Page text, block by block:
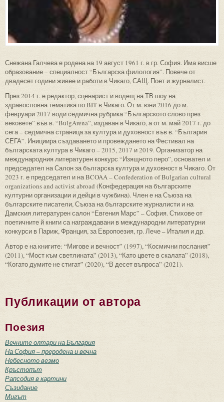
Снежана Галчева е родена на 19 август 1961 г. в гр. София. Има висше
образование – специалност “Българска филология”. Повече от
двадесет години живее и работи в Чикаго, САЩ. Поет и журналист.
През 2014 г. е редактор, сценарист и водещ на ТВ шоу на
здравословна тематика по BIT в Чикаго. От м. юни 2016 до м.
февруари 2017 води седмична рубрика “Българското слово през
вековете” във в. “BulgArena”, издаван в Чикаго, а от м. май 2017 г. до
сега – седмична страница за култура и духовност във в. “България
СЕГА”. Инициира създаването и провеждането на Фестивал на
българската култура в Чикаго – 2015, 2017 и 2019. Организатор на
международния литературен конкурс “Изящното перо”, основател и
председател на Салон за българска култура и духовност в Чикаго. От
2023 г. е председател и на BCOAA – Confederation of Bulgarian cultural
organizations and activist abroad (Конфедерация на българските
културни организации и дейци в чужбина). Член е на Съюза на
българските писатели, Съюза на българските журналисти и на
Дамския литературен салон “Евгения Марс” – София. Стихове от
поетичните й книги са награждавани в международни литературни
конкурси в Париж, Франция, за Европоезия, гр. Лече – Италия и др.
Автор е на книгите: “Мигове и вечност” (1997), “Космични послания”
(2011), “Мост към светлината” (2013), “Като цвете в скалата” (2018),
“Когато думите не стигат” (2020), “В десет въпроса” (2021).
Публикации от автора
Поезия
Вечните олтари на България
На София – преродена и вечна
Небесното везмо
Кръстопът
Рапсодия в картини
Съзидание
Мигът